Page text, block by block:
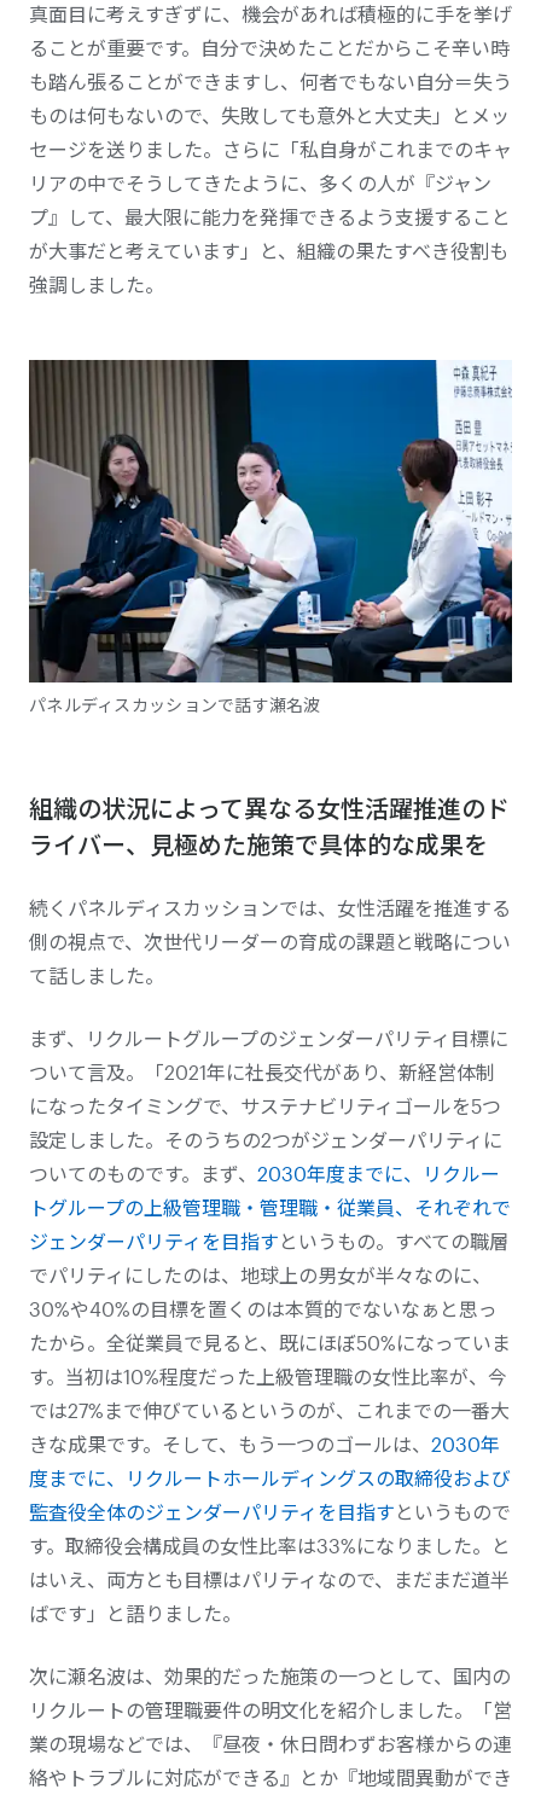
真面目に考えすぎずに、機会があれば積極的に手を挙げ
ることが重要です。自分で決めたことだからこそ辛い時
も踏ん張ることができますし、何者でもない自分＝失う
ものは何もないので、失敗しても意外と大丈夫」とメッ
セージを送りました。さらに「私自身がこれまでのキャ
リアの中でそうしてきたように、多くの人が『ジャン
プ』して、最大限に能力を発揮できるよう支援すること
が大事だと考えています」と、組織の果たすべき役割も
強調しました。
パネルディスカッションで話す瀬名波
組織の状況によって異なる女性活躍推進のド
ライバー、見極めた施策で具体的な成果を
続くパネルディスカッションでは、女性活躍を推進する
側の視点で、次世代リーダーの育成の課題と戦略につい
て話しました。
まず、リクルートグループのジェンダーパリティ目標に
ついて言及。「2021年に社長交代があり、新経営体制
になったタイミングで、サステナビリティゴールを5つ
設定しました。そのうちの2つがジェンダーパリティに
ついてのものです。まず、 2030年度までに、リクルー
トグループの上級管理職・管理職・従業員、それぞれで
ジェンダーパリティを目指す というもの。すべての職層
でパリティにしたのは、地球上の男女が半々なのに、
30%や40%の目標を置くのは本質的でないなぁと思っ
たから。全従業員で見ると、既にほぼ50%になっていま
す。当初は10%程度だった上級管理職の女性比率が、今
では27%まで伸びているというのが、これまでの一番大
きな成果です。そして、もう一つのゴールは、 2030年
度までに、リクルートホールディングスの取締役および
監査役全体のジェンダーパリティを目指す というもので
す。取締役会構成員の女性比率は33%になりました。と
はいえ、両方とも目標はパリティ なので、まだまだ道半
ばです」と語りました。
次に瀬名波は、効果的だった施策の一つとして、国内の
リクルートの管理職要件の明文化を紹介しました。「営
業の現場などでは、『昼夜・休日問わずお客様からの連
絡やトラブルに対応ができる』とか『地域間異動ができ